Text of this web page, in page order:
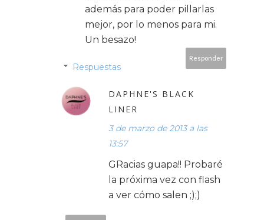
además para poder pillarlas
mejor, por lo menos para mi.
Un besazo!
Responder
Respuestas
DAPHNE'S BLACK
LINER
3 de marzo de 2013 a las
13:57
GRacias guapa!! Probaré
la próxima vez con flash
a ver cómo salen ;);)